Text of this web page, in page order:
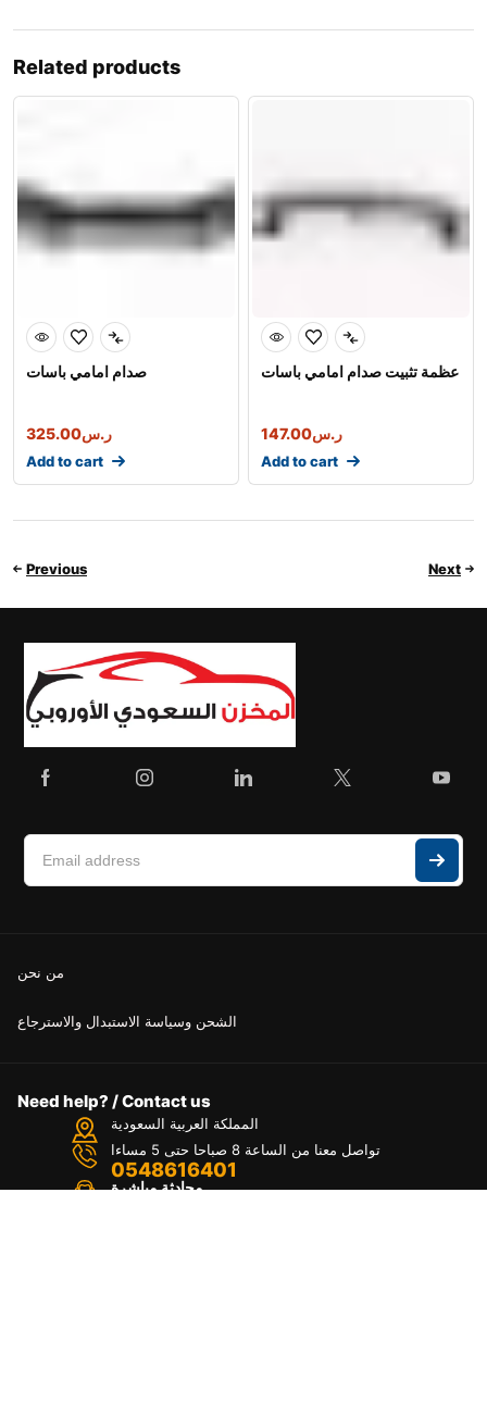
Related products
صدام امامي باسات
ر.س325.00
Add to cart
عظمة تثبيت صدام امامي باسات
ر.س147.00
Add to cart
Previous Next
من نحن
الشحن وسياسة الاستبدال والاسترجاع
Need help? / Contact us
المملكة العربية السعودية
تواصل معنا من الساعة 8 صباحا حتى 5 مساءا
0548616401
محادثة مباشرة